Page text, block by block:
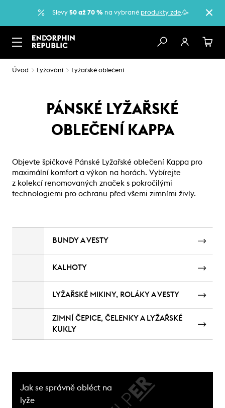
Slevy 50 až 70 % na vybrané produkty zde.🥳
Úvod Lyžování Lyžařské oblečení
PÁNSKÉ LYŽAŘSKÉ
OBLEČENÍ KAPPA
Objevte špičkové Pánské Lyžařské oblečení Kappa pro
maximální komfort a výkon na horách. Vybírejte
z kolekcí renomovaných značek s pokročilými
technologiemi pro ochranu před všemi zimními živly.
BUNDY A VESTY
KALHOTY
LYŽAŘSKÉ MIKINY, ROLÁKY A VESTY
ZIMNÍ ČEPICE, ČELENKY A LYŽAŘSKÉ
KUKLY
Jak se správně obléct na
lyže